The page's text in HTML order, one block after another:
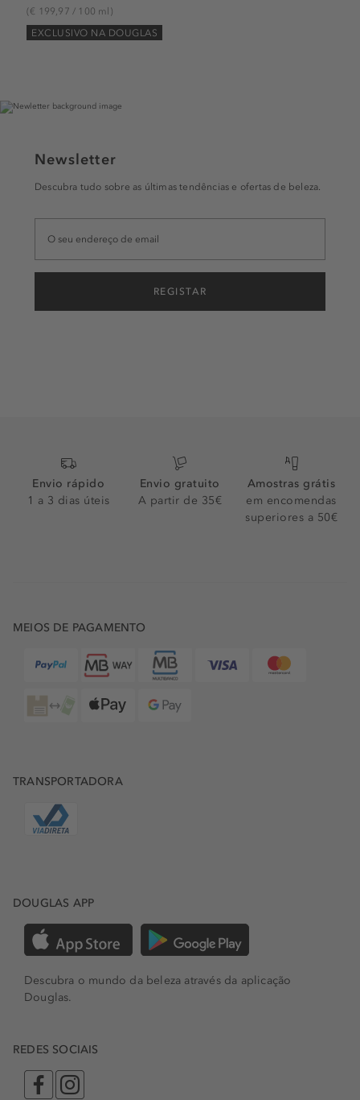
(€ 199,97 / 100 ml)
EXCLUSIVO NA DOUGLAS
Newsletter
Descubra tudo sobre as últimas tendências e ofertas de beleza.
REGISTAR
Envio rápido
1 a 3 dias úteis
Envio gratuito
A partir de 35€
Amostras grátis
em encomendas
superiores a 50€
MEIOS DE PAGAMENTO
TRANSPORTADORA
DOUGLAS APP
Descubra o mundo da beleza através da aplicação
Douglas.
REDES SOCIAIS